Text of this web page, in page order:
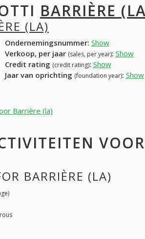
BARRIÈRE
(LA)
Ondernemingsnummer: Show
Verkoop, per jaar (sales, per year): Show
Credit rating (credit rating): Show
Jaar van oprichting (foundation year): Show
Barrière (la)
VOOR
BARRIÈRE (LA)